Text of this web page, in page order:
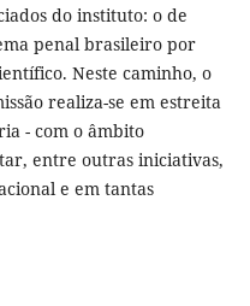
do instituto: o de
penal brasileiro por
Neste caminho, o
realiza-se em estreita
- com o âmbito
entre outras iniciativas,
e em tantas